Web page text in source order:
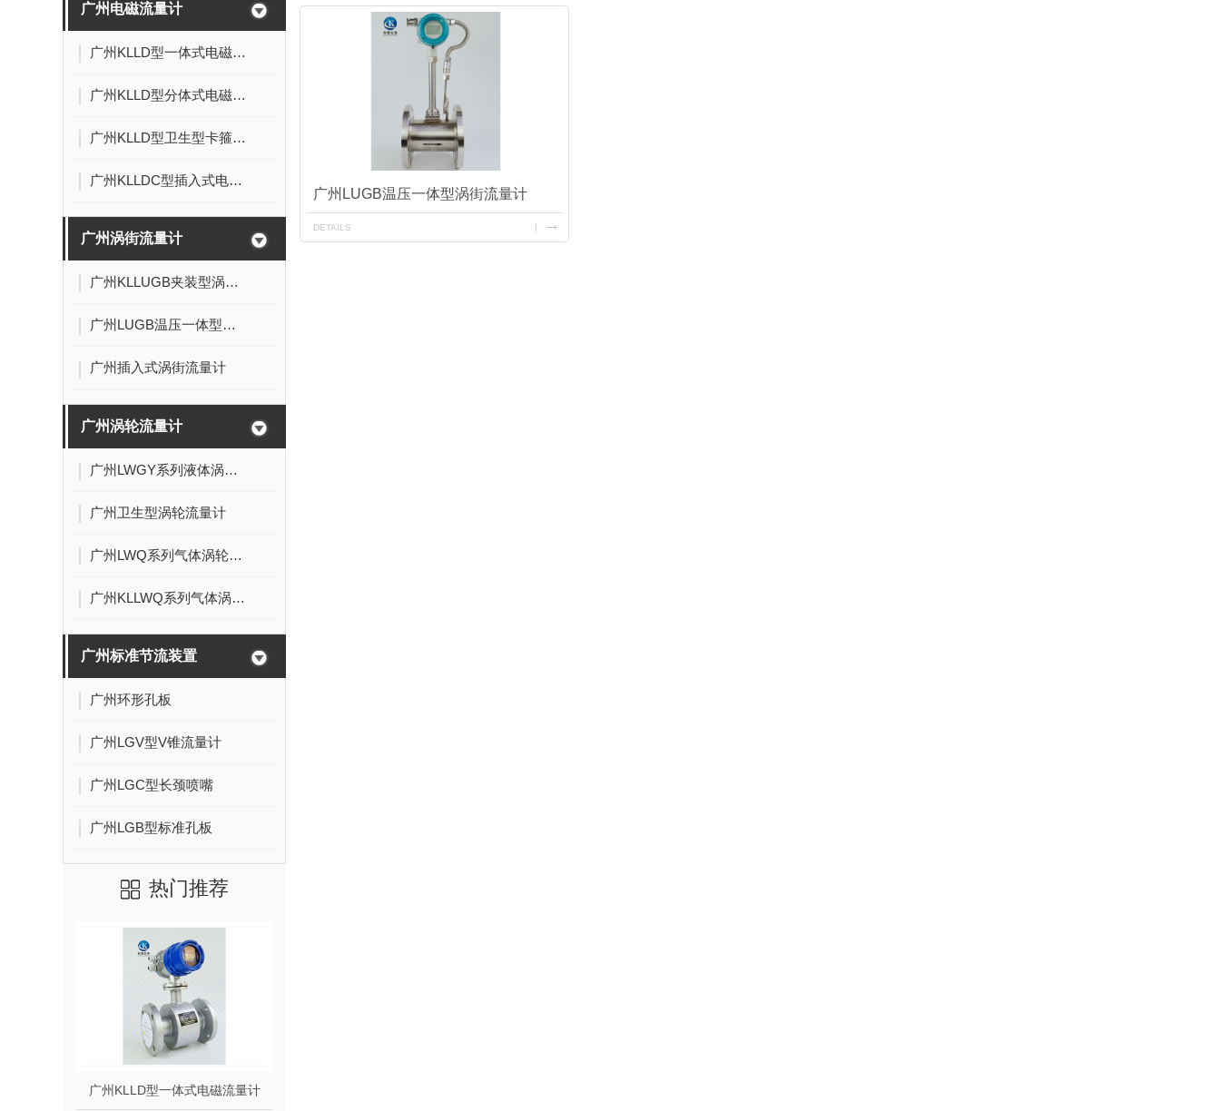
广州电磁流量计
广州KLLD型一体式电磁流量计
广州KLLD型分体式电磁流量计
广州KLLD型卫生型卡箍连接式电磁流量计
广州KLLDC型插入式电磁流量计
广州涡街流量计
广州KLLUGB夹装型涡街流量计
广州LUGB温压一体型涡街流量计
广州插入式涡街流量计
广州涡轮流量计
广州LWGY系列液体涡轮流量计
广州卫生型涡轮流量计
广州LWQ系列气体涡轮流量计
广州KLLWQ系列气体涡轮流量计
广州标准节流装置
广州环形孔板
广州LGV型V锥流量计
广州LGC型长颈喷嘴
广州LGB型标准孔板
热门推荐
广州KLLD型一体式电磁流量计
广州LUGB温压一体型涡街流量计
DETAILS